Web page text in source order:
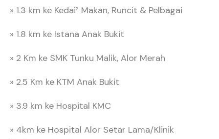
» 1.3 km ke Kedai² Makan, Runcit & Pelbagai
» 1.8 km ke Istana Anak Bukit
» 2 Km ke SMK Tunku Malik, Alor Merah
» 2.5 Km ke KTM Anak Bukit
» 3.9 km ke Hospital KMC
» 4km ke Hospital Alor Setar Lama/Klinik